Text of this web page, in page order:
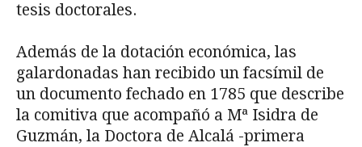
tesis doctorales.
Además de la dotación económica, las
galardonadas han recibido un facsímil de
un documento fechado en 1785 que describe
la comitiva que acompañó a Mª Isidra de
Guzmán, la Doctora de Alcalá -primera